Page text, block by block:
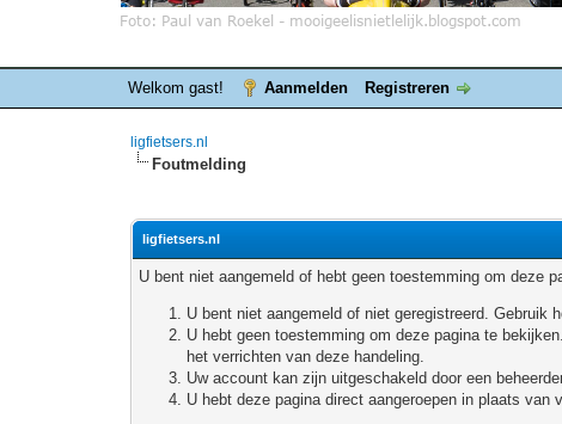
Welkom gast! Aanmelden Registreren
ligfietsers.nl
Foutmelding
ligfietsers.nl
U bent niet aangemeld of hebt geen toestemming om deze
U bent niet aangemeld of niet geregistreerd.
U hebt geen toestemming om deze pagina te
het verrichten van deze handeling.
Uw account kan zijn uitgeschakeld door een
U hebt deze pagina direct aangeroepen in plaats van